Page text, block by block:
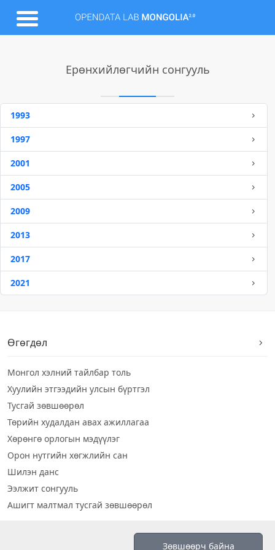
Ерөнхийлөгчийн сонгууль
1993
1997
2001
2005
2009
2013
2017
2021
Өгөгдөл
Монгол хэлний тайлбар толь
Хуулийн этгээдийн улсын бүртгэл
Тусгай зөвшөөрөл
Төрийн худалдан авах ажиллагаа
Хөрөнгө орлогын мэдүүлэг
Орон нутгийн хөгжлийн сан
Шилэн данс
Ээлжит сонгууль
Ашигт малтмал тусгай зөвшөөрөл
Зөвшөөрч байна